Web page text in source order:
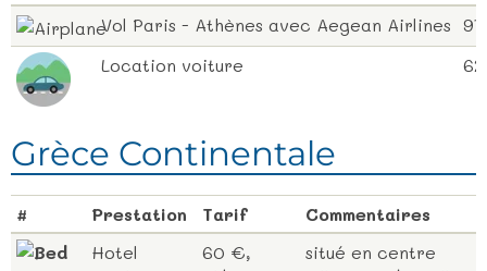
Vol Paris - Athènes avec Aegean Airlines
Location voiture
Grèce Continentale
# Prestation Tarif
Commentaires
Hotel
60 €,
situé en centre